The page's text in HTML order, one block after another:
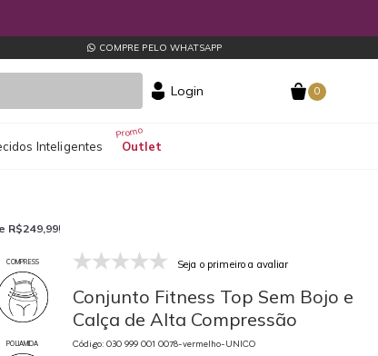
COMPRE PELO WHATSAPP
Login 0
Outlet
Inteligentes
R$249,99!
Seja o primeiro a avaliar
COMPRESS
POLIAMIDA
Conjunto Fitness Top Sem Bojo e
Calça de Alta Compressão
Código: 030 999 001 0078-vermelho-UNICO